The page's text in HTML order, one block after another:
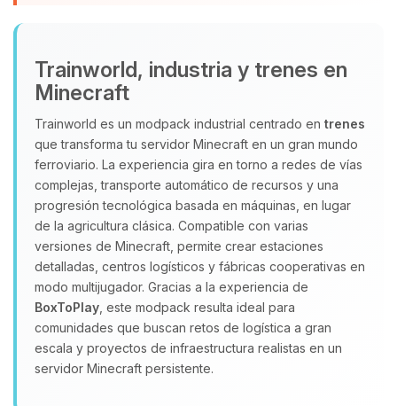
Trainworld, industria y trenes en
Minecraft
Trainworld es un modpack industrial centrado en trenes
que transforma tu servidor Minecraft en un gran mundo
ferroviario. La experiencia gira en torno a redes de vías
complejas, transporte automático de recursos y una
progresión tecnológica basada en máquinas, en lugar
de la agricultura clásica. Compatible con varias
versiones de Minecraft, permite crear estaciones
detalladas, centros logísticos y fábricas cooperativas en
modo multijugador. Gracias a la experiencia de
BoxToPlay , este modpack resulta ideal para
comunidades que buscan retos de logística a gran
escala y proyectos de infraestructura realistas en un
servidor Minecraft persistente.